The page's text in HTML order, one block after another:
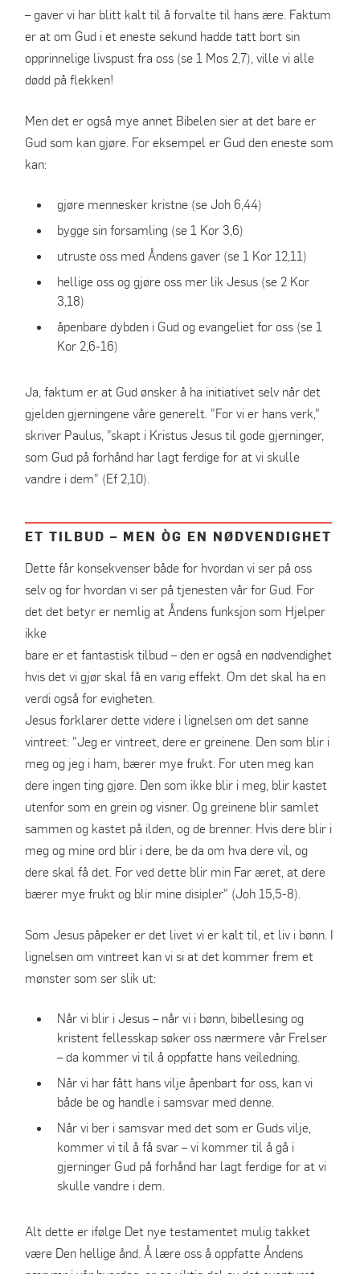
– gaver vi har blitt kalt til å forvalte til hans ære. Faktum
er at om Gud i et eneste sekund hadde tatt bort sin
opprinnelige livspust fra oss (se 1 Mos 2,7), ville vi alle
dødd på flekken!
Men det er også mye annet Bibelen sier at det bare er
Gud som kan gjøre. For eksempel er Gud den eneste som
kan:
gjøre mennesker kristne (se Joh 6,44)
bygge sin forsamling (se 1 Kor 3,6)
utruste oss med Åndens gaver (se 1 Kor 12,11)
hellige oss og gjøre oss mer lik Jesus (se 2 Kor
3,18)
åpenbare dybden i Gud og evangeliet for oss (se 1
Kor 2,6-16)
Ja, faktum er at Gud ønsker å ha initiativet selv når det
gjelden gjerningene våre generelt. ”For vi er hans verk,”
skriver Paulus, ”skapt i Kristus Jesus til gode gjerninger,
som Gud på forhånd har lagt ferdige for at vi skulle
vandre i dem” (Ef 2,10).
ET TILBUD – MEN ÒG EN NØDVENDIGHET
Dette får konsekvenser både for hvordan vi ser på oss
selv og for hvordan vi ser på tjenesten vår for Gud. For
det det betyr er nemlig at Åndens funksjon som Hjelper
ikke
bare er et fantastisk tilbud – den er også en nødvendighet
hvis det vi gjør skal få en varig effekt. Om det skal ha en
verdi også for evigheten.
Jesus forklarer dette videre i lignelsen om det sanne
vintreet: ”Jeg er vintreet, dere er greinene. Den som blir i
meg og jeg i ham, bærer mye frukt. For uten meg kan
dere ingen ting gjøre. Den som ikke blir i meg, blir kastet
utenfor som en grein og visner. Og greinene blir samlet
sammen og kastet på ilden, og de brenner. Hvis dere blir i
meg og mine ord blir i dere, be da om hva dere vil, og
dere skal få det. For ved dette blir min Far æret, at dere
bærer mye frukt og blir mine disipler” (Joh 15,5-8).
Som Jesus påpeker er det livet vi er kalt til, et liv i bønn. I
lignelsen om vintreet kan vi si at det kommer frem et
mønster som ser slik ut:
Når vi blir i Jesus – når vi i bønn, bibellesing og
kristent fellesskap søker oss nærmere vår Frelser
– da kommer vi til å oppfatte hans veiledning.
Når vi har fått hans vilje åpenbart for oss, kan vi
både be og handle i samsvar med denne.
Når vi ber i samsvar med det som er Guds vilje,
kommer vi til å få svar – vi kommer til å gå i
gjerninger Gud på forhånd har lagt ferdige for at vi
skulle vandre i dem.
Alt dette er ifølge Det nye testamentet mulig takket
være Den hellige ånd. Å lære oss å oppfatte Åndens